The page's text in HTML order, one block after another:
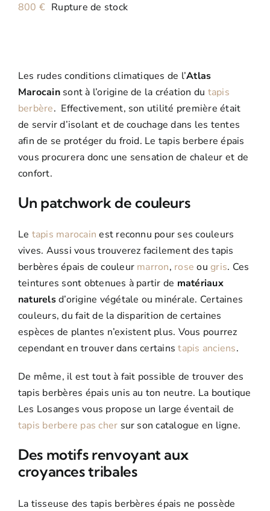
800 € Rupture de stock
Les rudes conditions climatiques de l’Atlas
Marocainsont à l’origine de la création du tapis
berbère. Effectivement, son utilité première était
de servir d’isolant et de couchage dans les tentes
afin de se protéger du froid. Le tapis berbere épais
vous procurera donc une sensation de chaleur et de
confort.
Un patchwork de couleurs
Le tapis marocain est reconnu pour ses couleurs
vives. Aussi vous trouverez facilement des tapis
berbères épais de couleur marron, rose ougris. Ces
teintures sont obtenues à partir de matériaux
naturelsd’origine végétale ou minérale. Certaines
couleurs, du fait de la disparition de certaines
espèces de plantes n’existent plus. Vous pourrez
cependant en trouver dans certains tapis anciens.
De même, il est tout à fait possible de trouver des
tapis berbères épais unis au ton neutre. La boutique
Les Losanges vous propose un large éventail de
tapis berbere pas cher sur son catalogue en ligne.
Des motifs renvoyant aux
croyances tribales
La tisseuse des tapis berbères épais ne possède